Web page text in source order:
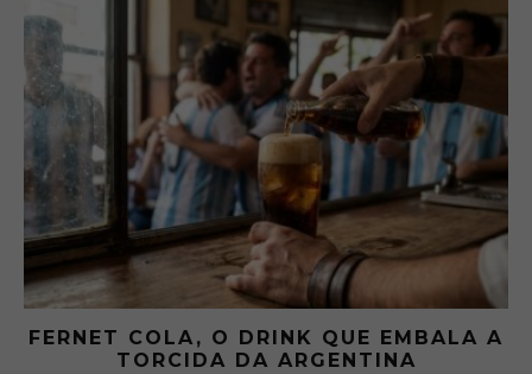
FERNET COLA, O DRINK QUE EMBALA A
TORCIDA DA ARGENTINA